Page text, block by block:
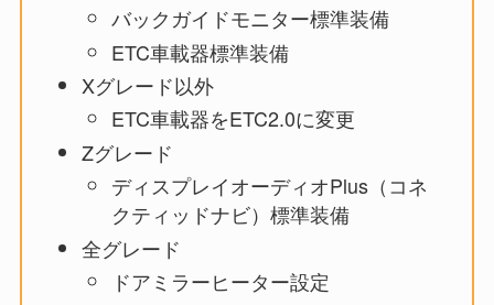
バックガイドモニター標準装備
ETC車載器標準装備
Xグレード以外
ETC車載器をETC2.0に変更
Zグレード
ディスプレイオーディオPlus（コネ
クティッドナビ）標準装備
全グレード
ドアミラーヒーター設定